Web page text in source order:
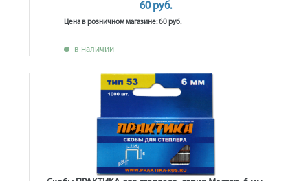
60 руб.
Цена в розничном магазине: 60 руб.
в наличии